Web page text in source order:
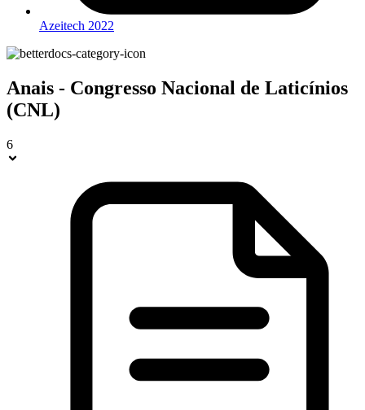
Azeitech 2022
Anais - Congresso Nacional de Laticínios
(CNL)
6